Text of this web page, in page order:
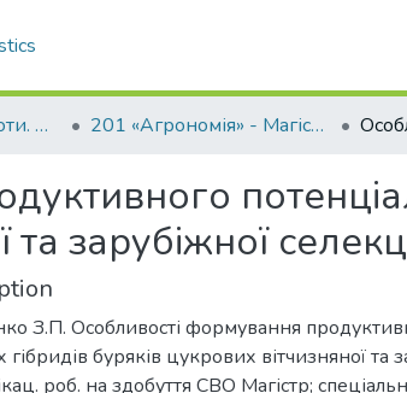
Кваліфікаційні роботи. ННІ агротехнологій, селекції та екології 201 «Агрономія» - Магістри 2021-2022
зарубіжної
З.П. Особливості формування
гібридів буряків цукрових вітчизняної та
роб. на здобуття СВО Магістр;